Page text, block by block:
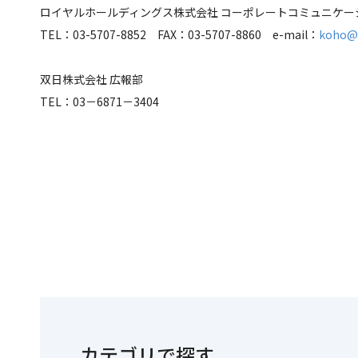
ロイヤルホールディングス株式会社 コーポレートコミュニケー
TEL：03-5707-8852 FAX：03-5707-8860 e-mail：
双日株式会社 広報部
TEL：03－6871－3404